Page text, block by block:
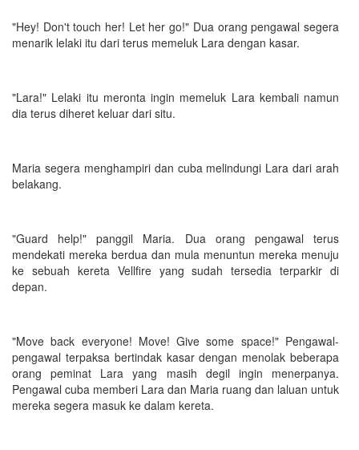
"Hey! Don't touch her! Let her go!" Dua orang pengawal segera
menarik lelaki itu dari terus memeluk Lara dengan kasar.
"Lara!" Lelaki itu meronta ingin memeluk Lara kembali namun
dia terus diheret keluar dari situ.
Maria segera menghampiri dan cuba melindungi Lara dari arah
belakang.
"Guard help!" panggil Maria. Dua orang pengawal terus
mendekati mereka berdua dan mula menuntun mereka menuju
ke sebuah kereta Vellfire yang sudah tersedia terparkir di
depan.
"Move back everyone! Move! Give some space!" Pengawal-
pengawal terpaksa bertindak kasar dengan menolak beberapa
orang peminat Lara yang masih degil ingin menerpanya.
Pengawal cuba memberi Lara dan Maria ruang dan laluan untuk
mereka segera masuk ke dalam kereta.